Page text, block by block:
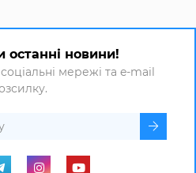
останні новини!
мережі та e-mail